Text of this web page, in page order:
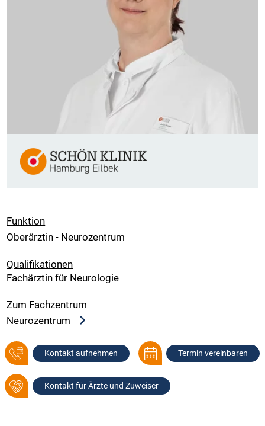
Funktion
Oberärztin - Neurozentrum
Qualifikationen
Fachärztin für Neurologie
Zum Fachzentrum
Neurozentrum
Kontakt aufnehmen Termin vereinbaren
Kontakt für Ärzte und Zuweiser